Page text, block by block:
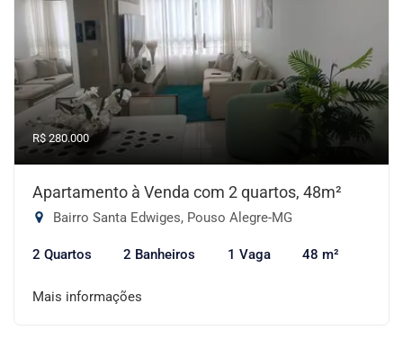
R$ 280.000
Apartamento à Venda com 2 quartos, 48m²
Bairro Santa Edwiges, Pouso Alegre-MG
2 Quartos 2 Banheiros 1 Vaga 48 m²
Mais informações